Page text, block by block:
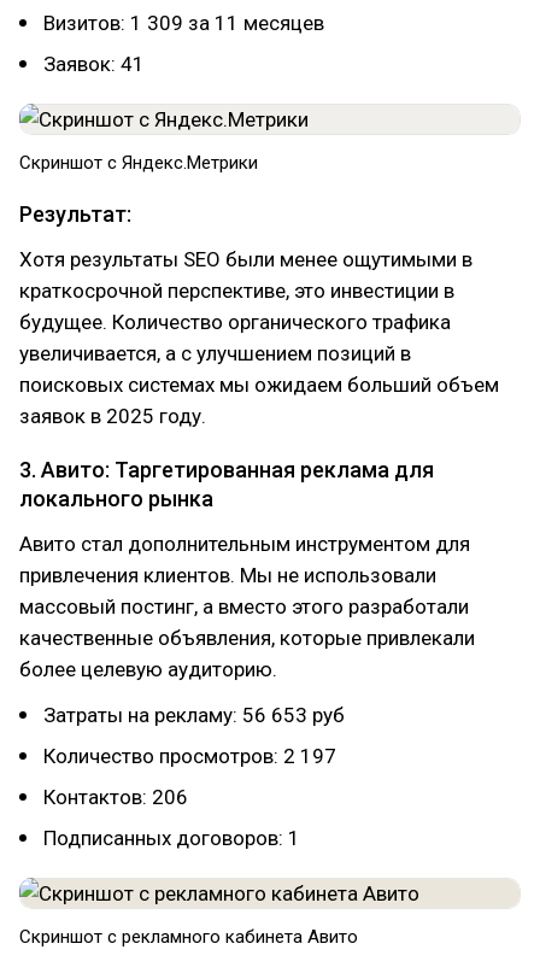
Визитов: 1 309 за 11 месяцев
Заявок: 41
Скриншот с Яндекс.Метрики
Результат:
Хотя результаты SEO были менее ощутимыми в
краткосрочной перспективе, это инвестиции в
будущее. Количество органического трафика
увеличивается, а с улучшением позиций в
поисковых системах мы ожидаем больший объем
заявок в 2025 году.
3. Авито: Таргетированная реклама для
локального рынка
Авито стал дополнительным инструментом для
привлечения клиентов. Мы не использовали
массовый постинг, а вместо этого разработали
качественные объявления, которые привлекали
более целевую аудиторию.
Затраты на рекламу: 56 653 руб
Количество просмотров: 2 197
Контактов: 206
Подписанных договоров: 1
Скриншот с рекламного кабинета Авито